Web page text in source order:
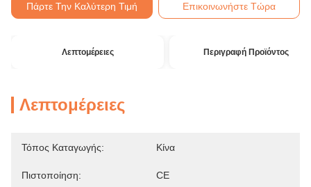
Πάρτε Την Καλύτερη Τιμή Επικοινωνήστε Τώρα
Λεπτομέρειες Περιγραφή Προϊόντος
Λεπτομέρειες
Τόπος Καταγωγής: Κίνα
Πιστοποίηση: CE